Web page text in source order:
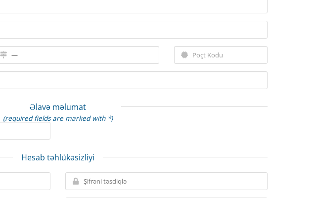
Əlavə məlumat
(required fields are marked with *)
Hesab təhlükəsizliyi